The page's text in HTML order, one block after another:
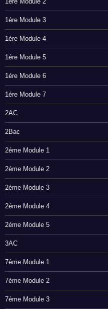
1ére Module 3
1ére Module 4
1ére Module 5
1ére Module 6
1ére Module 7
2AC
2Bac
2éme Module 1
2éme Module 2
2éme Module 3
2éme Module 4
2éme Module 5
3AC
7éme Module 1
7éme Module 2
7éme Module 3